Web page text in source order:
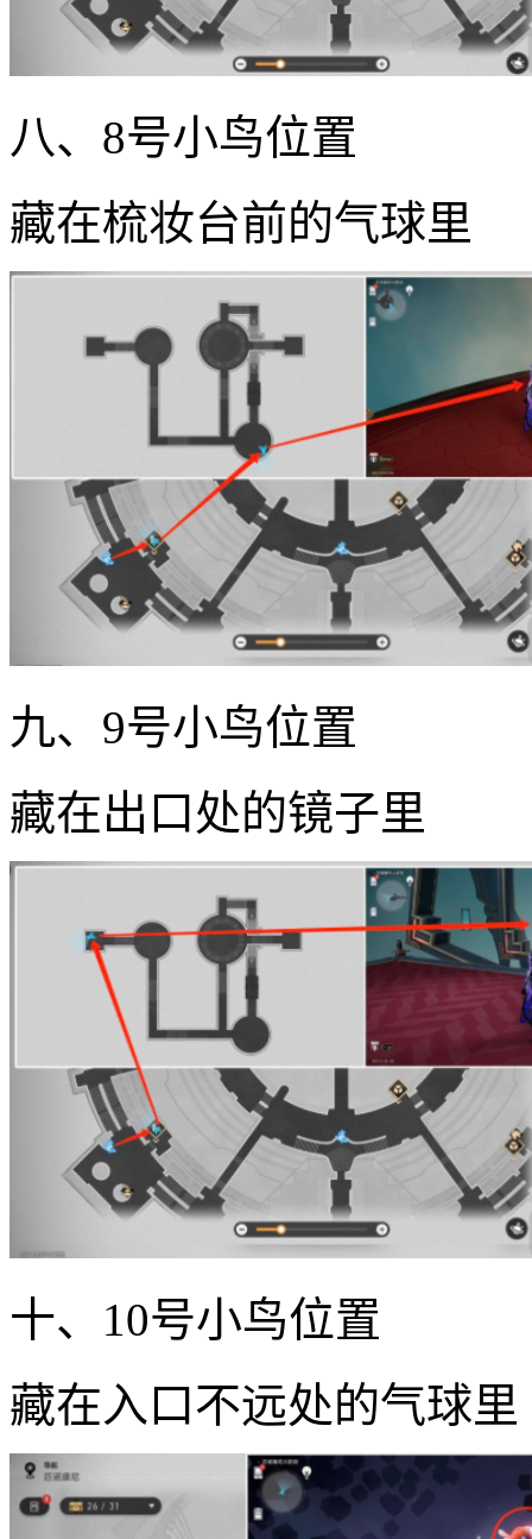
八、8号小鸟位置
藏在梳妆台前的气球里
九、9号小鸟位置
藏在出口处的镜子里
十、10号小鸟位置
藏在入口不远处的气球里